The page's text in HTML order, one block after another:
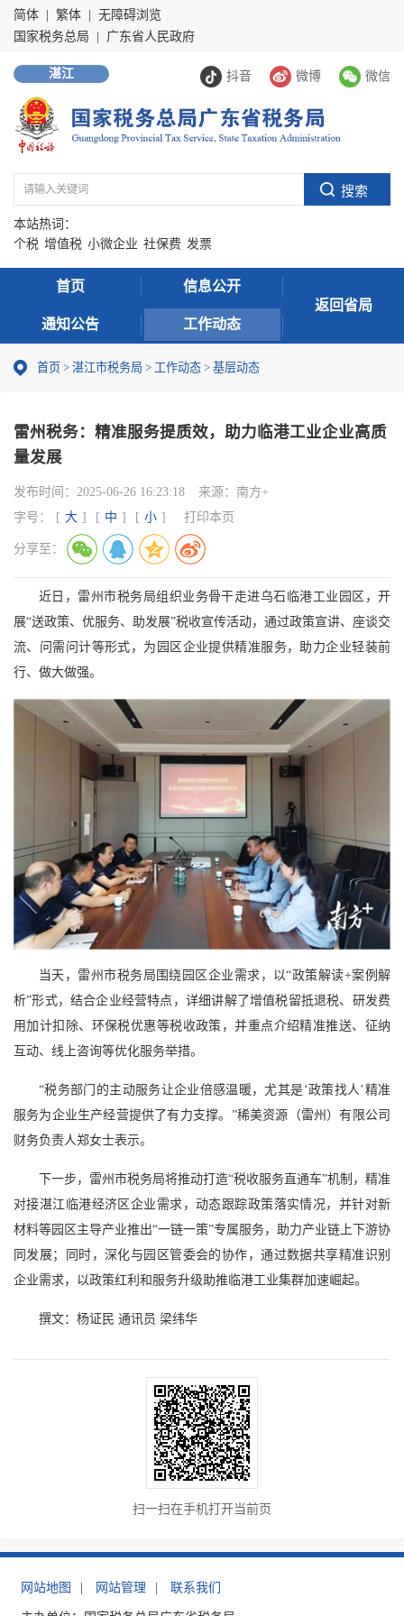
简体 繁体
无障碍浏览
国家税务总局
广东省人民政府
抖音 微博 微信
湛江
本站热词：
个税 增值税 小微企业 社保费 发票
首页 信息公开
通知公告 工作动态
返回省局
首页 > 湛江市税务局 > 工作动态 > 基层动态
雷州税务：精准服务提质效，助力临港工业企业高质
量发展
发布时间： 2025-06-26 16:23:18 来源： 南方+
字号：
[ 大 ] [ 中 ] [ 小 ] 打印本页
分享至：
近日，雷州市税务局组织业务骨干走进乌石临港工业园区，开
展“送政策、优服务、助发展”税收宣传活动，通过政策宣讲、座谈交
流、问需问计等形式，为园区企业提供精准服务，助力企业轻装前
行、做大做强。
当天，雷州市税务局围绕园区企业需求，以“政策解读+案例解
析”形式，结合企业经营特点，详细讲解了增值税留抵退税、研发费
用加计扣除、环保税优惠等税收政策，并重点介绍精准推送、征纳
互动、线上咨询等优化服务举措。
“税务部门的主动服务让企业倍感温暖，尤其是‘政策找人 ’精准
服务为企业生产经营提供了有力支撑。 ”稀美资源（雷州）有限公司
财务负责人郑女士表示。
下一步，雷州市税务局将推动打造“税收服务直通车”机制，精准
对接湛江临港经济区企业需求，动态跟踪政策落实情况，并针对新
材料等园区主导产业推出“一链一策”专属服务，助力产业链上下游协
同发展；同时，深化与园区管委会的协作，通过数据共享精准识别
企业需求，以政策红利和服务升级助推临港工业集群加速崛起。
撰文：杨证民 通讯员 梁纬华
扫一扫在手机打开当前页
网站地图 | 网站管理 | 联系我们